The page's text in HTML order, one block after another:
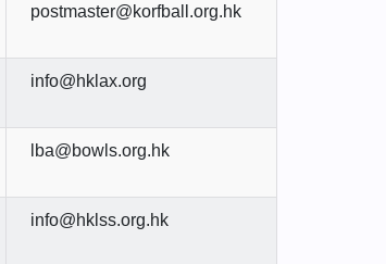
postmaster@korfball.org.hk
info@hklax.org
lba@bowls.org.hk
info@hklss.org.hk